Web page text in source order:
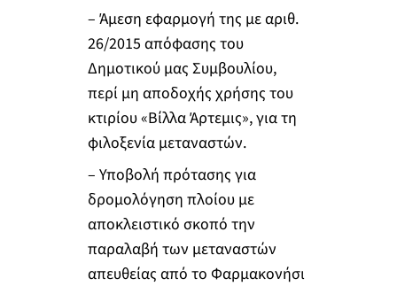
– Άμεση εφαρμογή της με αριθ.
26/2015 απόφασης του
Δημοτικού μας Συμβουλίου,
περί μη αποδοχής χρήσης του
κτιρίου «Βίλλα Άρτεμις», για τη
φιλοξενία μεταναστών.
– Υποβολή πρότασης για
δρομολόγηση πλοίου με
αποκλειστικό σκοπό την
παραλαβή των μεταναστών
απευθείας από το Φαρμακονήσι